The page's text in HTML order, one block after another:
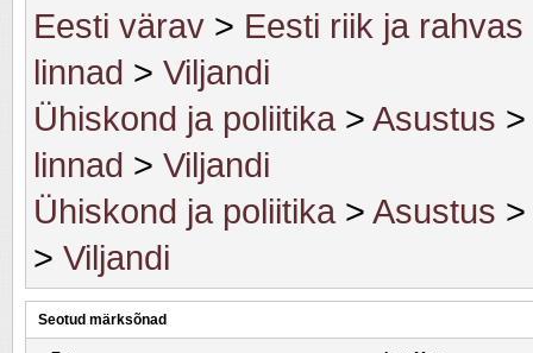
Eesti värav > Eesti riik ja rahvas
linnad > Viljandi
Ühiskond ja poliitika > Asustus >
linnad > Viljandi
Ühiskond ja poliitika > Asustus
> Viljandi
Seotud märksõnad